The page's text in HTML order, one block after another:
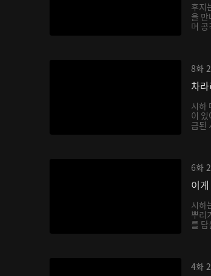
후지
을
며
8화
차
시하
이
금된
6화
이
시하
뿌리
를
4화